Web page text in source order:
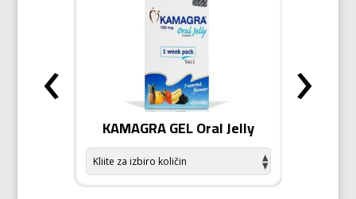
KAMAGRA GEL Oral Jelly
‹ ›